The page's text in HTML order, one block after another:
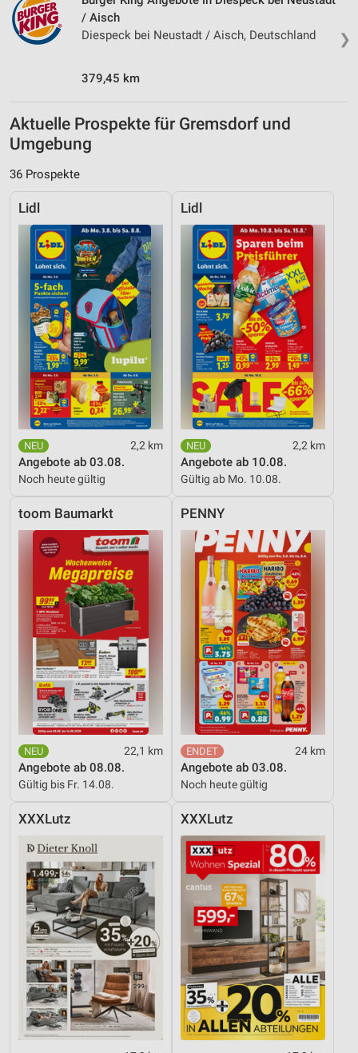
❯
/ Aisch
Diespeck bei Neustadt / Aisch, Deutschland
379,45 km
Aktuelle Prospekte für Gremsdorf und
Umgebung
36 Prospekte
Lidl
2,2 km
Angebote ab 03.08.
Noch heute gültig
Lidl
2,2 km
Angebote ab 10.08.
Gültig ab Mo. 10.08.
toom Baumarkt
22,1 km
Angebote ab 08.08.
Gültig bis Fr. 14.08.
PENNY
24 km
Angebote ab 03.08.
Noch heute gültig
XXXLutz XXXLutz